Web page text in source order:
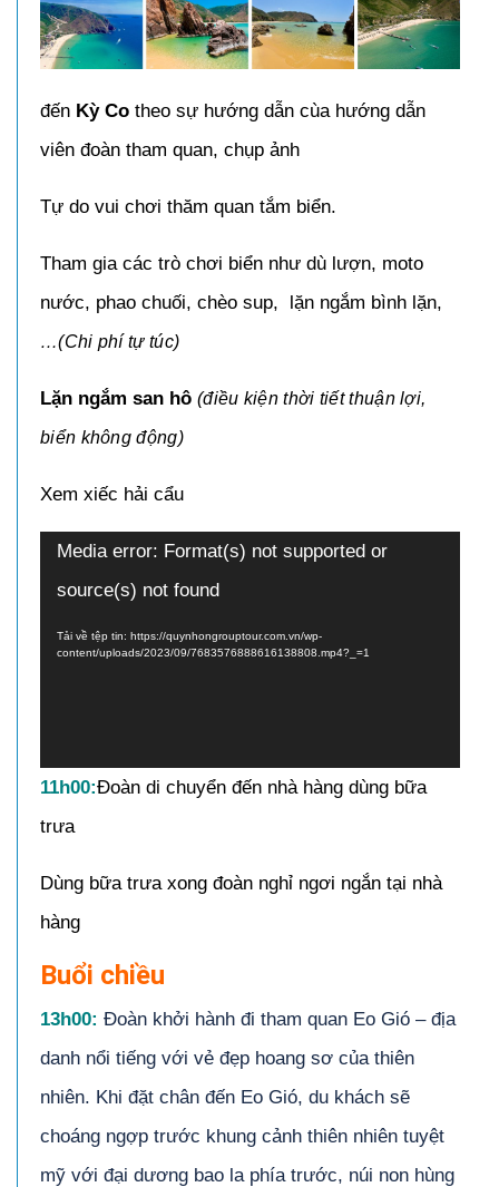
đến Kỳ Co theo sự hướng dẫn cùa hướng dẫn
viên đoàn tham quan, chụp ảnh
Tự do vui chơi thăm quan tắm biển.
Tham gia các trò chơi biển như dù lượn, moto
nước, phao chuối, chèo sup, lặn ngắm bình lặn,
…(Chi phí tự túc)
Lặn ngắm san hô (điều kiện thời tiết thuận lợi,
biển không động)
Xem xiếc hải cẩu
Trình
Video
Media error: Format(s) not supported or
source(s) not found
Tải về tệp tin: https://quynhongrouptour.com.vn/wp-
content/uploads/2023/09/7683576888616138808.mp4?_=1
11h00:Đoàn di chuyển đến nhà hàng dùng bữa
trưa
Dùng bữa trưa xong đoàn nghỉ ngơi ngắn tại nhà
hàng
Buổi chiều
13h00: Đoàn khởi hành đi tham quan Eo Gió – địa
danh nổi tiếng với vẻ đẹp hoang sơ của thiên
nhiên. Khi đặt chân đến Eo Gió, du khách sẽ
choáng ngợp trước khung cảnh thiên nhiên tuyệt
mỹ với đại dương bao la phía trước, núi non hùng